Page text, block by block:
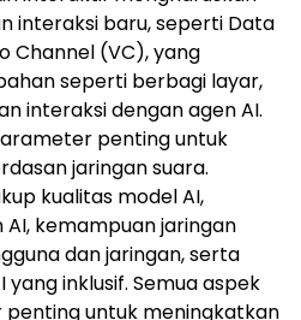
interaksi baru, seperti Data
Channel (VC), yang
seperti berbagi layar,
interaksi dengan agen AI.
penting untuk
jaringan suara.
kualitas model AI,
kemampuan jaringan
dan jaringan, serta
inklusif. Semua aspek
untuk meningkatkan